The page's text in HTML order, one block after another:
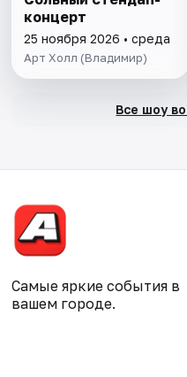
концерт
25 ноября 2026 • среда
Арт Холл (Владимир)
Все шоу
Самые яркие события в
вашем городе.